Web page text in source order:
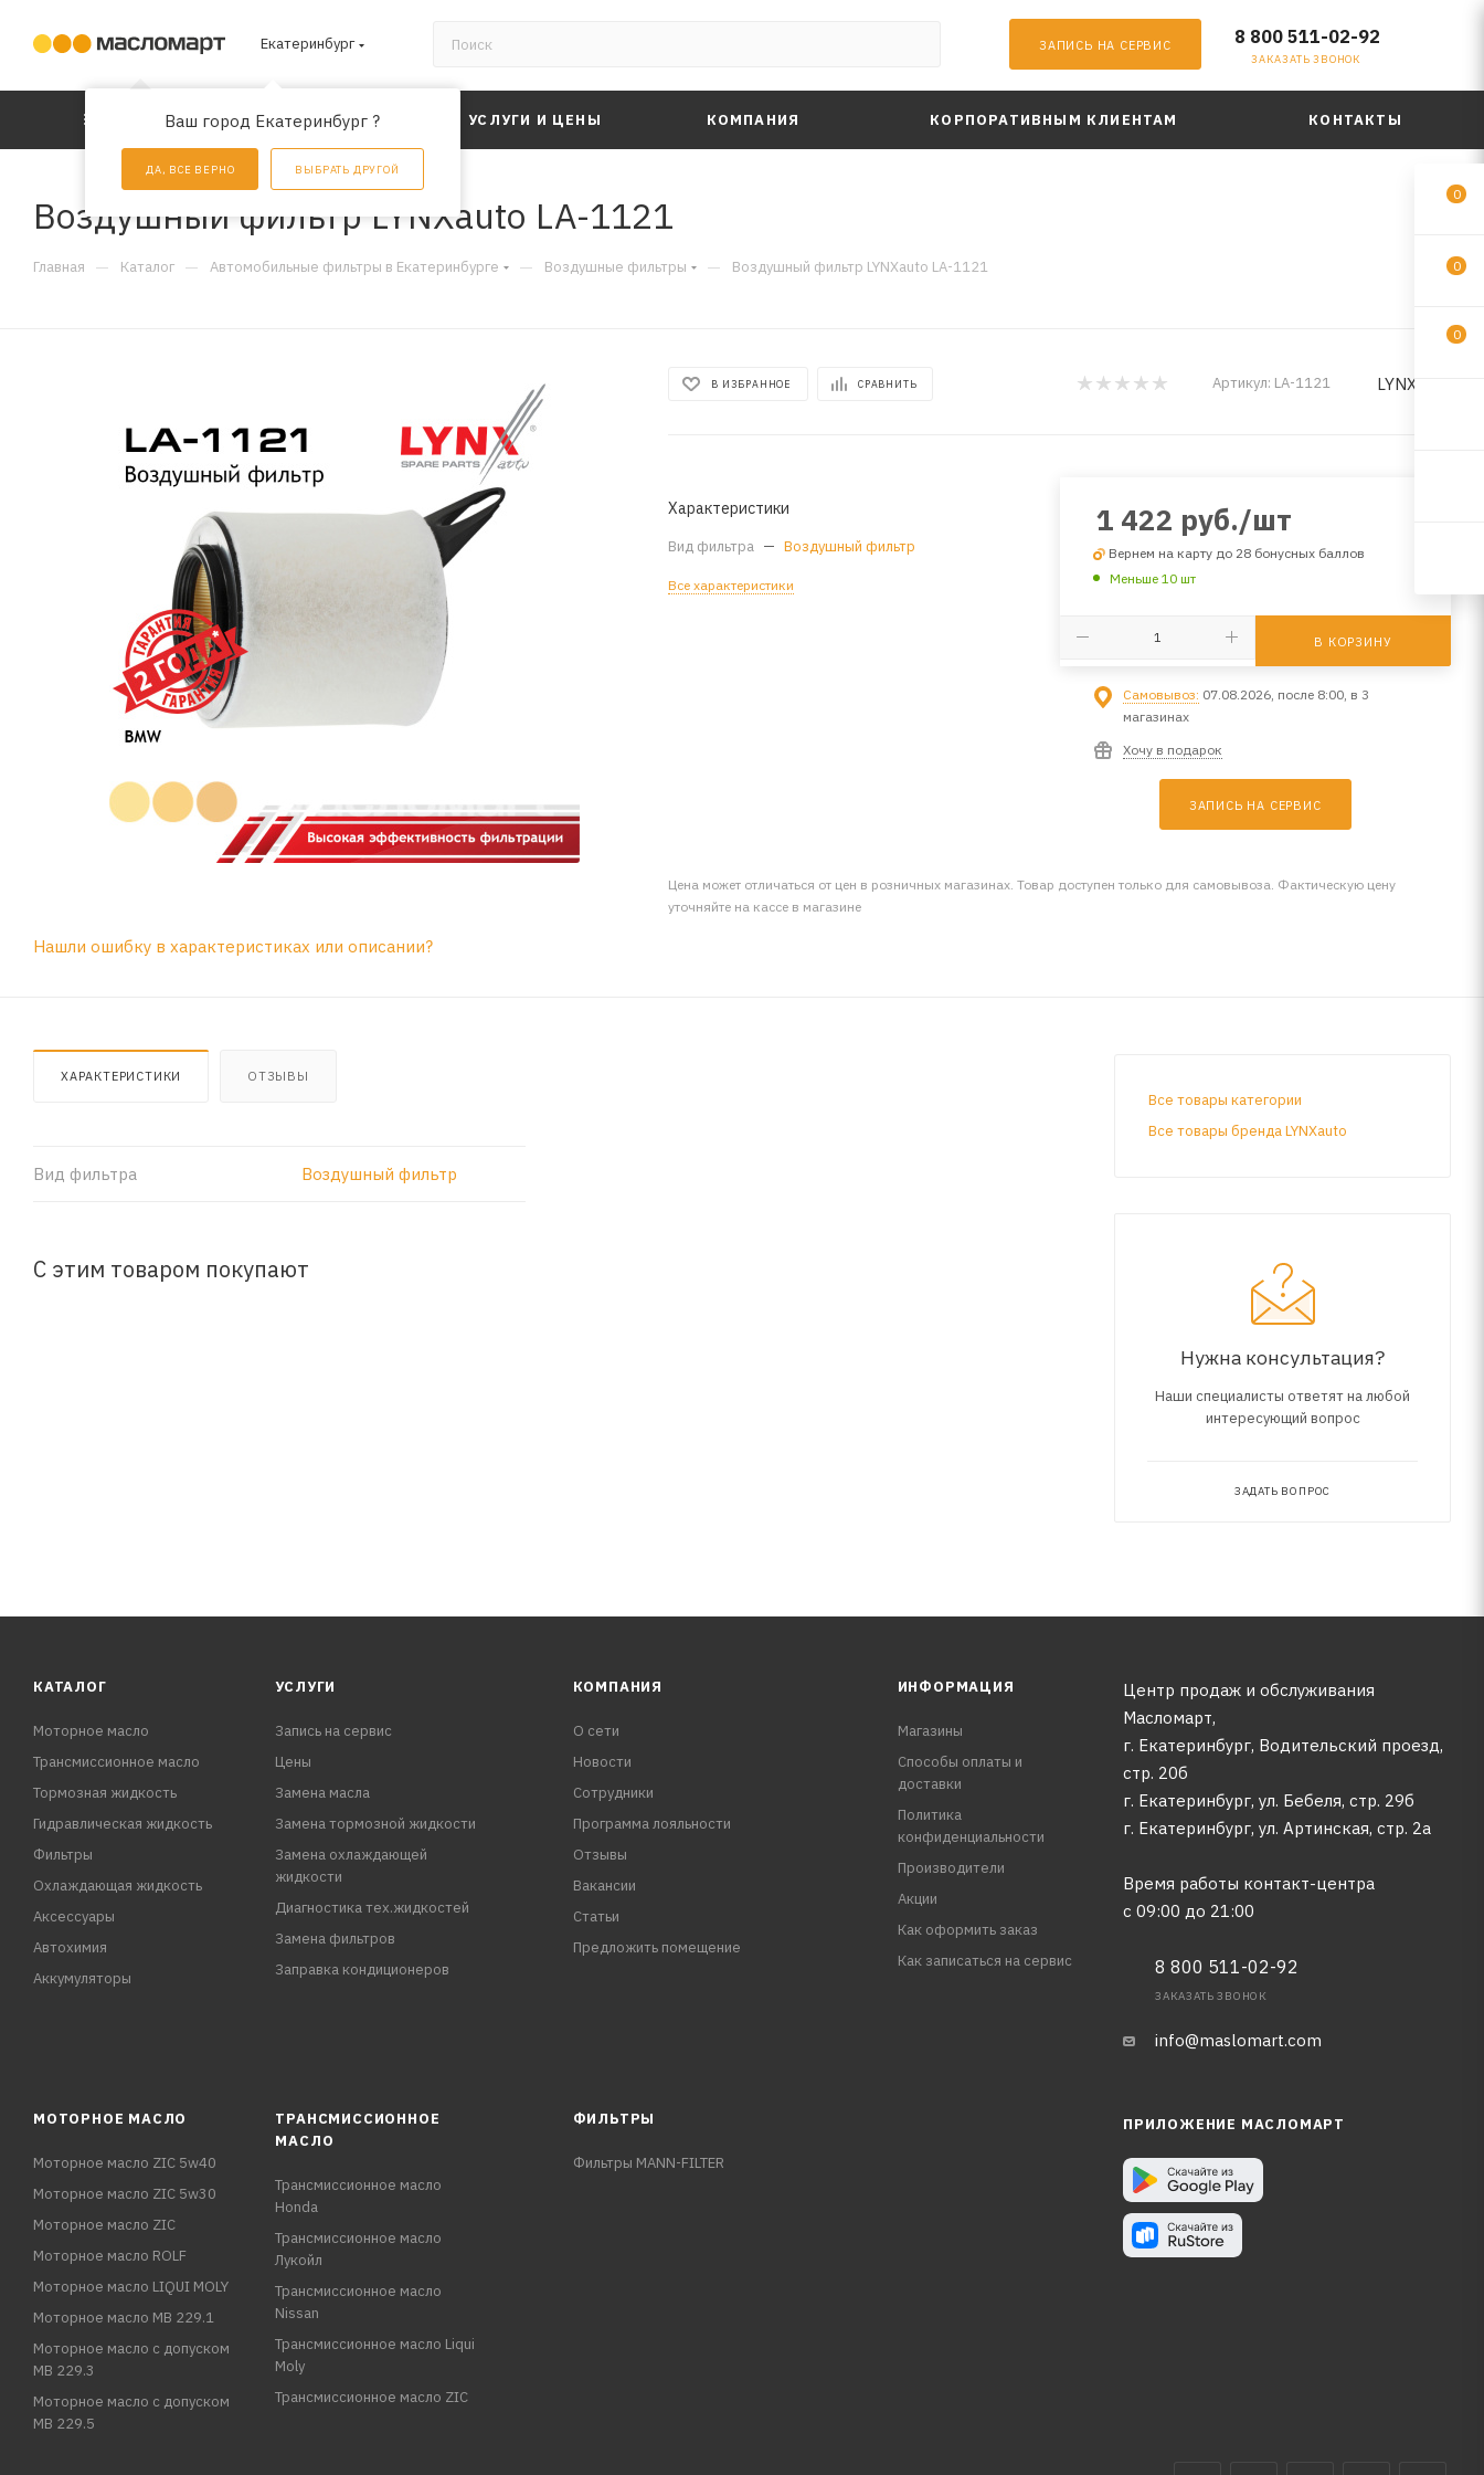
Екатеринбург
Ваш город Екатеринбург ?
ДА, ВСЕ ВЕРНО ВЫБРАТЬ ДРУГОЙ
ЗАПИСЬ НА СЕРВИС 8 800 511-02-92
ЗАКАЗАТЬ ЗВОНОК
КАТАЛОГ АКЦИИ УСЛУГИ И ЦЕНЫ КОМПАНИЯ КОРПОРАТИВНЫМ КЛИЕНТАМ КОНТАКТЫ
Воздушный фильтр LYNXauto LA-1121
Главная — Каталог — Автомобильные фильтры в Екатеринбурге — Воздушные фильтры — Воздушный фильтр LYNXauto LA-1121
В ИЗБРАННОЕ СРАВНИТЬ Артикул: LA-1121 LYNXauto
Характеристики
Вид фильтра — Воздушный фильтр
Все характеристики
1 422 руб./шт
Вернем на карту до 28 бонусных баллов
Меньше 10 шт
В КОРЗИНУ
Самовывоз: 07.08.2026, после 8:00, в 3
магазинах
Хочу в подарок
ЗАПИСЬ НА СЕРВИС
Цена может отличаться от цен в розничных магазинах. Товар доступен только для самовывоза. Фактическую цену
уточняйте на кассе в магазине
Нашли ошибку в характеристиках или описании?
ХАРАКТЕРИСТИКИ ОТЗЫВЫ
Вид фильтра Воздушный фильтр
С этим товаром покупают
Все товары категории
Все товары бренда LYNXauto
Нужна консультация?
Наши специалисты ответят на любой
интересующий вопрос
ЗАДАТЬ ВОПРОС
КАТАЛОГ
Моторное масло
Трансмиссионное масло
Тормозная жидкость
Гидравлическая жидкость
Фильтры
Охлаждающая жидкость
Аксессуары
Автохимия
Аккумуляторы
УСЛУГИ
Запись на сервис
Цены
Замена масла
Замена тормозной жидкости
Замена охлаждающей
жидкости
Диагностика тех.жидкостей
Замена фильтров
Заправка кондиционеров
КОМПАНИЯ
О сети
Новости
Сотрудники
Программа лояльности
Отзывы
Вакансии
Статьи
Предложить помещение
ИНФОРМАЦИЯ
Магазины
Способы оплаты и
доставки
Политика
конфиденциальности
Производители
Акции
Как оформить заказ
Как записаться на сервис
Центр продаж и обслуживания
Масломарт,
г. Екатеринбург, Водительский проезд,
стр. 20б
г. Екатеринбург, ул. Бебеля, стр. 29б
г. Екатеринбург, ул. Артинская, стр. 2а
Время работы контакт-центра
с 09:00 до 21:00
8 800 511-02-92
ЗАКАЗАТЬ ЗВОНОК
info@maslomart.com
МОТОРНОЕ МАСЛО
Моторное масло ZIC 5w40
Моторное масло ZIC 5w30
Моторное масло ZIC
Моторное масло ROLF
Моторное масло LIQUI MOLY
Моторное масло MB 229.1
Моторное масло с допуском
MB 229.3
Моторное масло с допуском
MB 229.5
ТРАНСМИССИОННОЕ
МАСЛО
Трансмиссионное масло
Honda
Трансмиссионное масло
Лукойл
Трансмиссионное масло
Nissan
Трансмиссионное масло Liqui
Moly
Трансмиссионное масло ZIC
ФИЛЬТРЫ
Фильтры MANN-FILTER
ПРИЛОЖЕНИЕ МАСЛОМАРТ
0
0
0